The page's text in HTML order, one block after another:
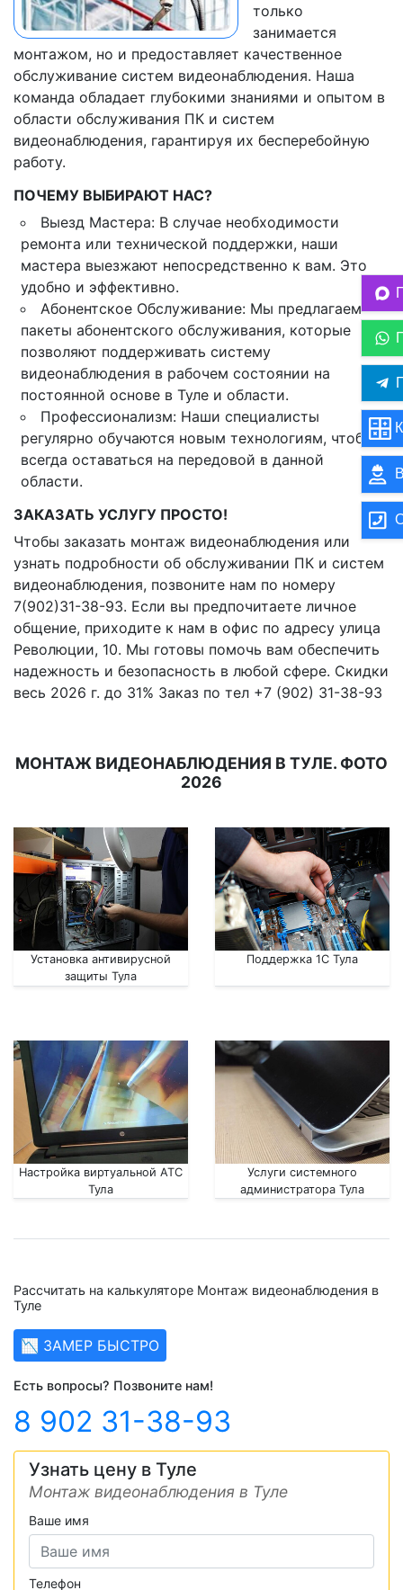
только
занимается
монтажом, но и предоставляет качественное
обслуживание систем видеонаблюдения. Наша
команда обладает глубокими знаниями и опытом в
области обслуживания ПК и систем
видеонаблюдения, гарантируя их бесперебойную
работу.
ПОЧЕМУ ВЫБИРАЮТ НАС?
Выезд Мастера: В случае необходимости
ремонта или технической поддержки, наши
мастера выезжают непосредственно к вам. Это
удобно и эффективно.
Абонентское Обслуживание: Мы предлагаем
пакеты абонентского обслуживания, которые
позволяют поддерживать систему
видеонаблюдения в рабочем состоянии на
постоянной основе в Туле и области.
Профессионализм: Наши специалисты
регулярно обучаются новым технологиям, чтобы
всегда оставаться на передовой в данной
области.
ЗАКАЗАТЬ УСЛУГУ ПРОСТО!
Чтобы заказать монтаж видеонаблюдения или
узнать подробности об обслуживании ПК и систем
видеонаблюдения, позвоните нам по номеру
7(902)31-38-93. Если вы предпочитаете личное
общение, приходите к нам в офис по адресу улица
Революции, 10. Мы готовы помочь вам обеспечить
надежность и безопасность в любой сфере. Скидки
весь 2026 г. до 31% Заказ по тел +7 (902) 31-38-93
МОНТАЖ ВИДЕОНАБЛЮДЕНИЯ В ТУЛЕ. ФОТО
2026
Установка антивирусной
защиты Тула
Поддержка 1С Тула
Настройка виртуальной АТС
Тула
Услуги системного
администратора Тула
Рассчитать на калькуляторе Монтаж видеонаблюдения в
Туле
📉 ЗАМЕР БЫСТРО
Есть вопросы? Позвоните нам!
8 902 31-38-93
Узнать цену в Туле
Монтаж видеонаблюдения в Туле
Ваше имя
Телефон